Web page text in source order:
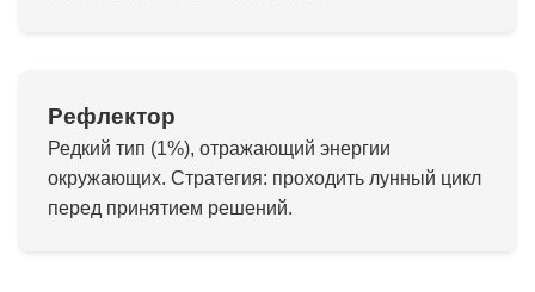
Рефлектор
Редкий тип (1%), отражающий энергии
окружающих. Стратегия: проходить лунный цикл
перед принятием решений.